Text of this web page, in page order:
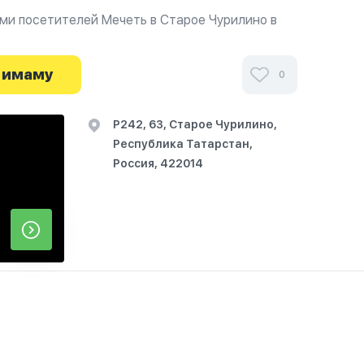
посетителей Мечеть в Старое Чурилино в
о часах работы. Ваше духовное
здесь.
имаму 0
Р242, 63, Старое Чурилино,
Республика Татарстан,
Россия, 422014